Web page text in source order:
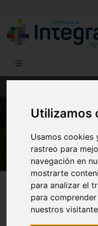
Utilizamos
Usamos cookies
rastreo para
navegación en
mostrarte
para analizar el
para
nuestros
Cartagena Museos